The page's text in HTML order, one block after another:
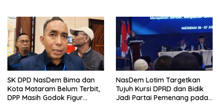
SK DPD NasDem Bima dan
Kota Mataram Belum Terbit,
DPP Masih Godok Figur
NasDem Lotim Targetkan
Tujuh Kursi DPRD dan Bidik
Jadi Partai Pemenang pada